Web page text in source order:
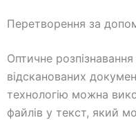
Перетворення за
Оптичне
відсканованих
технологію можна
файлів у текст, який